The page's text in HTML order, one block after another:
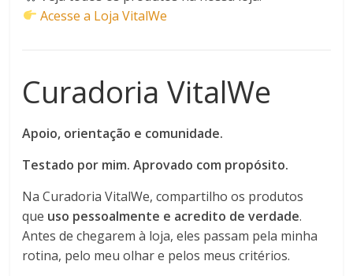
Acesse a Loja VitalWe
Curadoria VitalWe
Apoio, orientação e comunidade.
Testado por mim. Aprovado com propósito.
Na Curadoria VitalWe, compartilho os produtos
que uso pessoalmente e acredito de verdade.
Antes de chegarem à loja, eles passam pela minha
rotina, pelo meu olhar e pelos meus critérios.